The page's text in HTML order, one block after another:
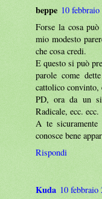
beppe 10
Forse la cosa
mio modesto
che cosa credi.
E questo si può
parole come
cattolico convinto,
PD, ora da un
Radicale, ecc. ecc.
A te
conosce bene
Rispondi
Kuda 10